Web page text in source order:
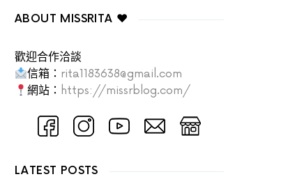
ABOUT MISSRITA ♥
歡迎合作洽談
信箱： rita1183638@gmail.com
網站： https://missrblog.com/
LATEST POSTS